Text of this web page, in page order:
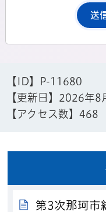
【ID】
P-11680
【更新日】 2026年8
【アクセス数】468
第3次那珂市